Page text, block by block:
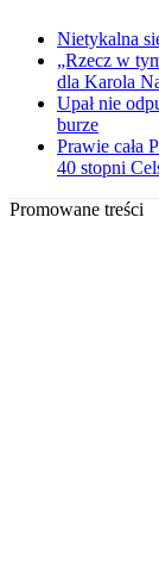
Nietykalna
„Rzecz w
dla Karola
Upał nie
burze
Prawie cała
40 stopni
Promowane treści